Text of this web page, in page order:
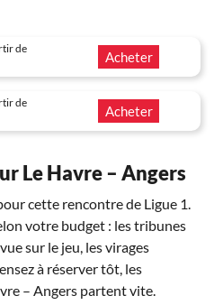
de
Acheter
de
Acheter
Le Havre – Angers
cette rencontre de Ligue 1.
votre budget : les tribunes
sur le jeu, les virages
à réserver tôt, les
– Angers partent vite.